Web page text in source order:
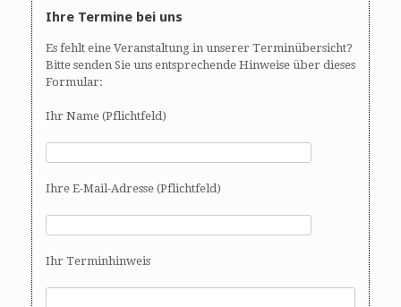
Ihre Termine bei uns
Es fehlt eine Veranstaltung in unserer Terminübersicht?
Bitte senden Sie uns entsprechende Hinweise über dieses
Formular:
Ihr Name (Pflichtfeld)
Ihre E-Mail-Adresse (Pflichtfeld)
Ihr Terminhinweis